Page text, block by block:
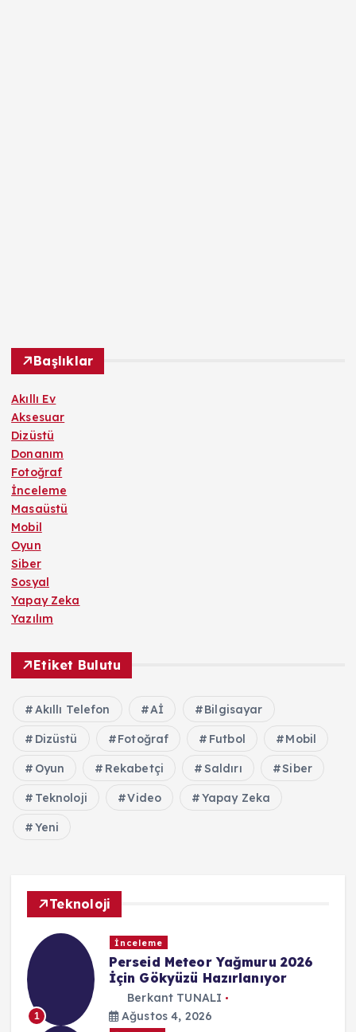
Başlıklar
Akıllı Ev
Aksesuar
Dizüstü
Donanım
Fotoğraf
İnceleme
Masaüstü
Mobil
Oyun
Siber
Sosyal
Yapay Zeka
Yazılım
Etiket Bulutu
Akıllı Telefon Aİ Bilgisayar
Dizüstü Fotoğraf Futbol Mobil
Oyun Rekabetçi Saldırı Siber
Teknoloji Video Yapay Zeka
Yeni
Teknoloji
1
İnceleme
Perseid Meteor Yağmuru 2026
İçin Gökyüzü Hazırlanıyor
Berkant TUNALI
Ağustos 4, 2026